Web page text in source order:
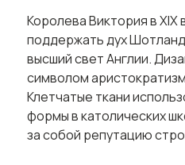
Королева Виктория в XIX
поддержать дух
высший свет Англии.
символом
Клетчатые ткани
формы в католических
за собой репутацию